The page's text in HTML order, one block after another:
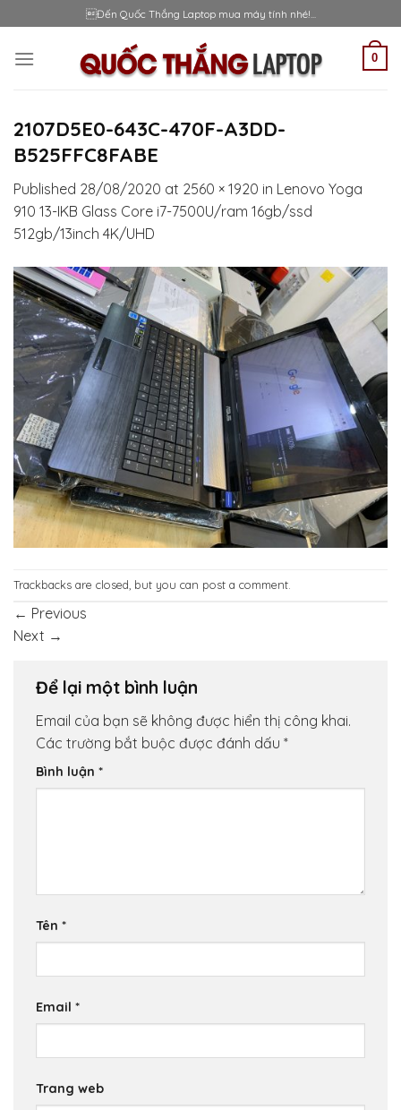
to
content
Đến Quốc Thắng Laptop mua máy tính nhé!...
0
2107D5E0-643C-470F-A3DD-
B525FFC8FABE
Published 28/08/2020 at 2560 × 1920 in Lenovo Yoga
910 13-IKB Glass Core i7-7500U/ram 16gb/ssd
512gb/13inch 4K/UHD
Trackbacks are closed, but you can post a comment.
← Previous
Next →
Để lại một bình luận
Email của bạn sẽ không được hiển thị công khai.
Các trường bắt buộc được đánh dấu *
Bình luận *
Tên *
Email *
Trang web